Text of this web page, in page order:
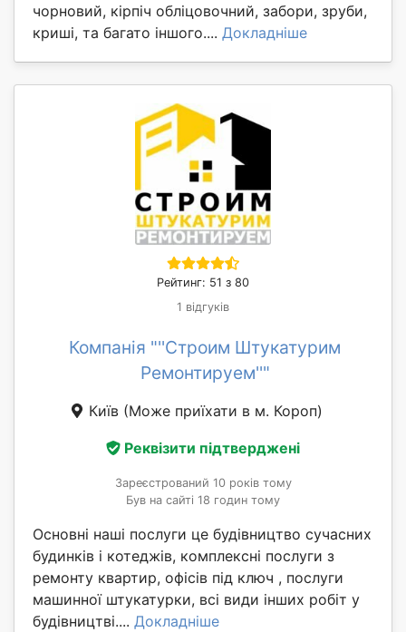
чорновий, кірпіч обліцовочний, забори, зруби,
криші, та багато іншого.... Докладніше
Рейтинг: 51 з 80
1 відгуків
Компанія "''Строим Штукатурим
Ремонтируем''"
Київ (Може приїхати в м. Короп)
Реквізити підтверджені
Зареєстрований 10 років тому
Був на сайті 18 годин тому
Основні наші послуги це будівництво сучасних
будинків і котеджів, комплексні послуги з
ремонту квартир, офісів під ключ , послуги
машинної штукатурки, всі види інших робіт у
будівництві.... Докладніше